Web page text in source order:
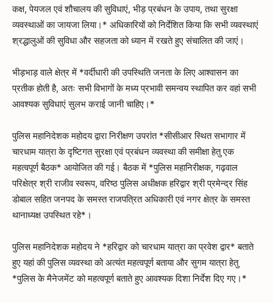
कक्ष, पेयजल एवं शौचालय की सुविधाएं, भीड़ प्रबंधन के उपाय, तथा सुरक्षा
व्यवस्थाओं का जायजा लिया।* अधिकारियों को निर्देशित किया कि सभी व्यवस्थाएं
श्रद्धालुओं की सुविधा और सहजता को ध्यान में रखते हुए संचालित की जाएं।
भीड़भाड़ वाले क्षेत्र में *वर्दीधारी की उपस्थिति जनता के लिए आश्वासन का
प्रतीक होती है, अतः सभी विभागों के मध्य प्रभावी समन्वय स्थापित कर वहां सभी
आवश्यक सुविधाएं सुलभ कराई जानी चाहिए।*
पुलिस महानिदेशक महोदय द्वारा निरीक्षण उपरांत *सीसीआर स्थित सभागार में
चारधाम यात्रा के दृष्टिगत सुरक्षा एवं प्रबंधन व्यवस्था की समीक्षा हेतु एक
महत्वपूर्ण बैठक* आयोजित की गई। बैठक में *पुलिस महानिरीक्षक, गढ़वाल
परिक्षेत्र श्री राजीव स्वरूप, वरिष्ठ पुलिस अधीक्षक हरिद्वार श्री प्रमेन्द्र सिंह
डोबाल सहित जनपद के समस्त राजपत्रित अधिकारी एवं नगर क्षेत्र के समस्त
थानाध्यक्ष उपस्थित रहे*।
पुलिस महानिदेशक महोदय ने *हरिद्वार को चारधाम यात्रा का प्रवेश द्वार* बताते
हुए यहां की पुलिस व्यवस्था को अत्यंत महत्वपूर्ण बताया और सुगम यात्रा हेतु
*पुलिस के मैनेजमेंट को महत्वपूर्ण बताते हुए आवश्यक दिशा निर्देश दिए गए।*